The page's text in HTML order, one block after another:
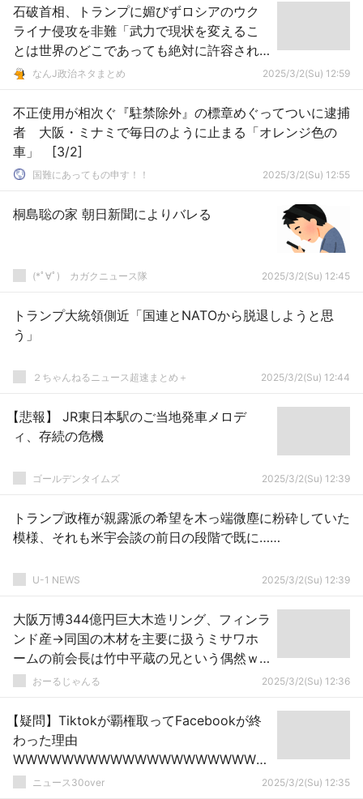
石破首相、トランプに媚びずロシアのウク
ライナ侵攻を非難「武力で現状を変えるこ
とは世界のどこであっても絶対に許容され
るべきではない！」
なんJ政治ネタまとめ 2025/3/2(Su) 12:59
不正使用が相次ぐ『駐禁除外』の標章めぐってついに逮捕
者 大阪・ミナミで毎日のように止まる「オレンジ色の
車」 [3/2]
国難にあってもの申す！！ 2025/3/2(Su) 12:55
桐島聡の家 朝日新聞によりバレる
(*ﾟ∀ﾟ)ゞカガクニュース隊 2025/3/2(Su) 12:45
トランプ大統領側近「国連とNATOから脱退しようと思
う」
２ちゃんねるニュース超速まとめ＋ 2025/3/2(Su) 12:44
【悲報】 JR東日本駅のご当地発車メロデ
ィ、存続の危機
ゴールデンタイムズ 2025/3/2(Su) 12:39
トランプ政権が親露派の希望を木っ端微塵に粉砕していた
模様、それも米宇会談の前日の段階で既に……
U-1 NEWS 2025/3/2(Su) 12:39
大阪万博344億円巨大木造リング、フィンラ
ンド産→同国の木材を主要に扱うミサワホ
ームの前会長は竹中平蔵の兄という偶然ｗ
ｗｗおーるじゃんる 2025/3/2(Su) 12:36
【疑問】Tiktokが覇権取ってFacebookが終
わった理由
WWWWWWWWWWWWWWWWWWWWW
WWWWWWWWWWWWWWWWWWWWW
ニュース30over 2025/3/2(Su) 12:35